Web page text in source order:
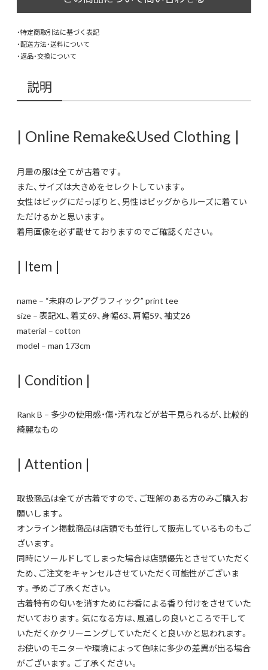
・特定商取引法に基づく表記
・配送方法・送料について
・返品・交換について
説明
| Online Remake&Used Clothing |
月暈の服は全てが古着です。
また、サイズは大きめをセレクトしています。
女性はビッグにだっぽりと、男性はビッグからルーズに着てい
ただけるかと思います。
着用画像を必ず載せておりますのでご確認ください。
| Item |
name – “未麻のレアグラフィック” print tee
size – 表記XL、着丈69、身幅63、肩幅59、袖丈26
material – cotton
model – man 173cm
| Condition |
Rank B – 多少の使用感・傷・汚れなどが若干見られるが、比較的
綺麗なもの
| Attention |
取扱商品は全てが古着ですので、ご理解のある方のみご購入お
願いします。
オンライン掲載商品は店頭でも並行して販売しているものもご
ざいます。
同時にソールドしてしまった場合は店頭優先とさせていただく
ため、ご注文をキャンセルさせていただく可能性がございま
す。予めご了承ください。
古着特有の匂いを消すためにお香による香り付けをさせていた
だいております。気になる方は、風通しの良いところで干して
いただくかクリーニングしていただくと良いかと思われます。
お使いのモニターや環境によって色味に多少の差異が出る場合
がございます。ご了承ください。